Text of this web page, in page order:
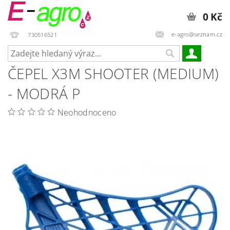
730516521 e-agro@seznam.cz
0 Kč
ČEPEL X3M SHOOTER (MEDIUM)
- MODRÁ P
Neohodnoceno